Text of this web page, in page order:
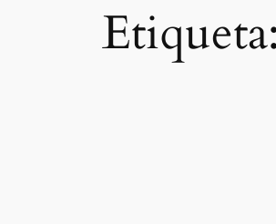
Etiqueta: